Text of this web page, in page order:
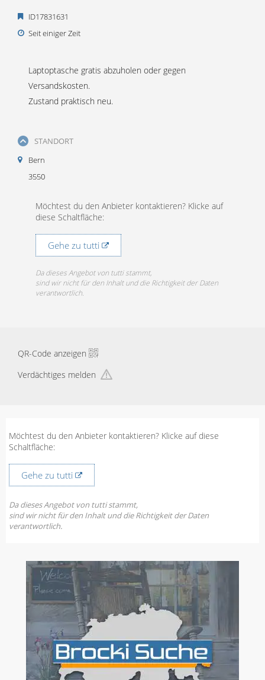
ID17831631
Seit einiger Zeit
Laptoptasche gratis abzuholen oder gegen
Versandskosten.
Zustand praktisch neu.
STANDORT
Bern
3550
Möchtest du den Anbieter kontaktieren? Klicke auf
diese Schaltfläche:
Gehe zu tutti
Da dieses Angebot von tutti stammt,
sind wir nicht für den Inhalt und die Richtigkeit der Daten
verantwortlich.
QR-Code anzeigen
Verdächtiges melden
Möchtest du den Anbieter kontaktieren? Klicke auf diese
Schaltfläche:
Gehe zu tutti
Da dieses Angebot von tutti stammt,
sind wir nicht für den Inhalt und die Richtigkeit der Daten
verantwortlich.